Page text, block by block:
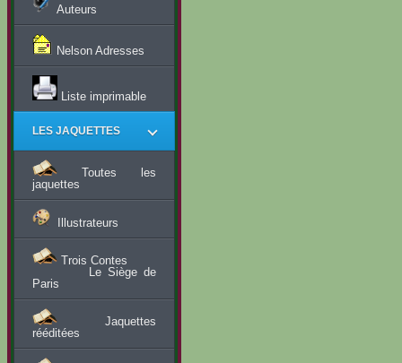
Auteurs
Nelson Adresses
Liste imprimable
LES JAQUETTES
Toutes les
jaquettes
Illustrateurs
Trois Contes
Le Siège de
Paris
Jaquettes
rééditées